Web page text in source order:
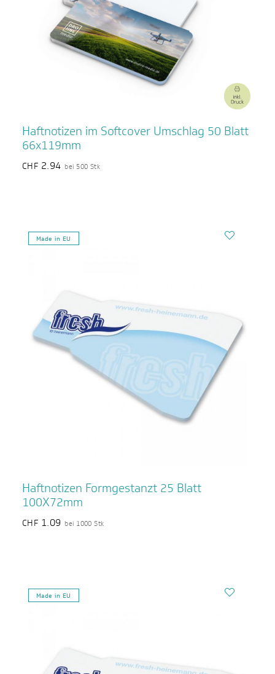
Haftnotizen im Softcover Umschlag 50 Blatt
66x119mm
CHF 2.94 bei 500 Stk
Made in EU
Haftnotizen Formgestanzt 25 Blatt
100X72mm
CHF 1.09 bei 1000 Stk
Made in EU